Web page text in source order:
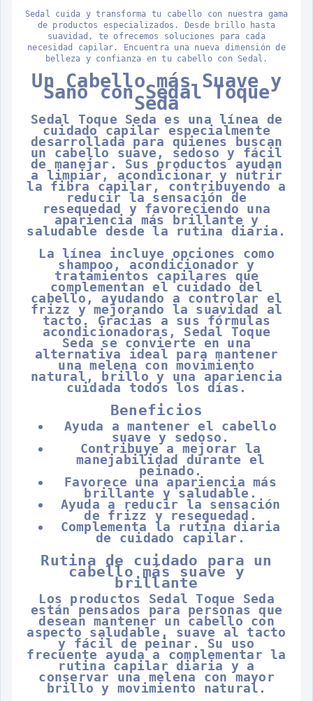
Sedal cuida y transforma tu cabello con nuestra gama
de productos especializados. Desde brillo hasta
suavidad, te ofrecemos soluciones para cada
necesidad capilar. Encuentra una nueva dimensión de
belleza y confianza en tu cabello con Sedal.
Un Cabello más Suave y
Sano con Sedal Toque
Seda
Sedal Toque Seda es una línea de
cuidado capilar especialmente
desarrollada para quienes buscan
un cabello suave, sedoso y fácil
de manejar. Sus productos ayudan
a limpiar, acondicionar y nutrir
la fibra capilar, contribuyendo a
reducir la sensación de
resequedad y favoreciendo una
apariencia más brillante y
saludable desde la rutina diaria.
La línea incluye opciones como
shampoo, acondicionador y
tratamientos capilares que
complementan el cuidado del
cabello, ayudando a controlar el
frizz y mejorando la suavidad al
tacto. Gracias a sus fórmulas
acondicionadoras, Sedal Toque
Seda se convierte en una
alternativa ideal para mantener
una melena con movimiento
natural, brillo y una apariencia
cuidada todos los días.
Beneficios
Ayuda a mantener el cabello
suave y sedoso.
Contribuye a mejorar la
manejabilidad durante el
peinado.
Favorece una apariencia más
brillante y saludable.
Ayuda a reducir la sensación
de frizz y resequedad.
Complementa la rutina diaria
de cuidado capilar.
Rutina de cuidado para un
cabello más suave y
brillante
Los productos Sedal Toque Seda
están pensados para personas que
desean mantener un cabello con
aspecto saludable, suave al tacto
y fácil de peinar. Su uso
frecuente ayuda a complementar la
rutina capilar diaria y a
conservar una melena con mayor
brillo y movimiento natural.